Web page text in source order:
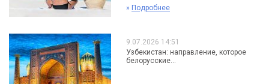
» Подробнее
9.07.2026 14:51
Узбекистан: направление, которое
белорусские...